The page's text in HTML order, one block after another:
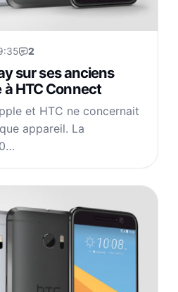
2
sur ses anciens
HTC Connect
et HTC ne concernait
appareil. La